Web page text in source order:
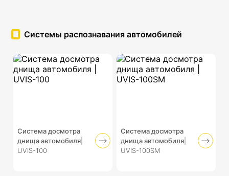
сети
Системы распознавания автомобилей
Система досмотра
днища автомобиля
UVIS-100
Система досмотра
днища автомобиля|
UVIS-100SM